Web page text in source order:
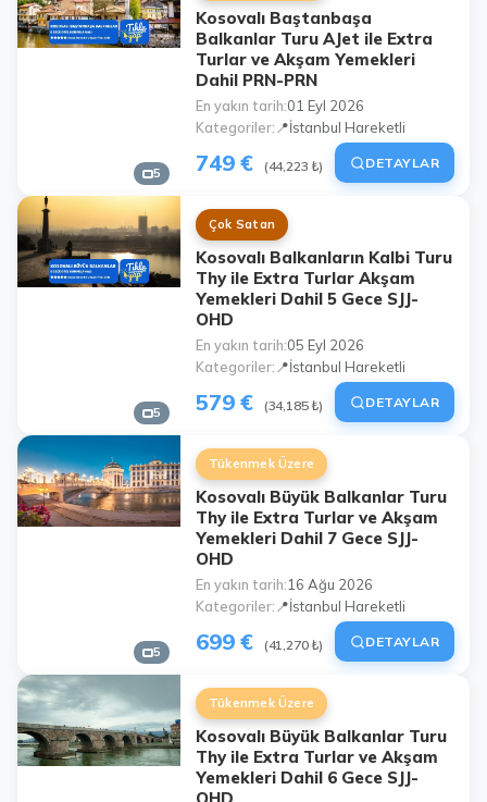
5
Kosovalı Baştanbaşa
Balkanlar Turu AJet ile Extra
Turlar ve Akşam Yemekleri
Dahil PRN-PRN
En yakın tarih 01 Eyl 2026
Kategoriler 📍İstanbul Hareketli
749 € (44,223 ₺) DETAYLAR
5
Çok Satan
Kosovalı Balkanların Kalbi Turu
Thy ile Extra Turlar Akşam
Yemekleri Dahil 5 Gece SJJ-
OHD
En yakın tarih 05 Eyl 2026
Kategoriler 📍İstanbul Hareketli
579 € (34,185 ₺) DETAYLAR
5
Tükenmek Üzere
Kosovalı Büyük Balkanlar Turu
Thy ile Extra Turlar ve Akşam
Yemekleri Dahil 7 Gece SJJ-
OHD
En yakın tarih 16 Ağu 2026
Kategoriler 📍İstanbul Hareketli
699 € (41,270 ₺) DETAYLAR
Tükenmek Üzere
Kosovalı Büyük Balkanlar Turu
Thy ile Extra Turlar ve Akşam
Yemekleri Dahil 6 Gece SJJ-